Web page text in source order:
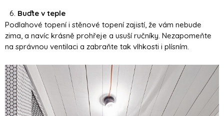
Buďte v teple
Podlahové topení i stěnové topení zajistí, že vám nebude
zima, a navíc krásně prohřeje a usuší ručníky. Nezapomeňte
na správnou ventilaci a zabraňte tak vlhkosti i plísním.